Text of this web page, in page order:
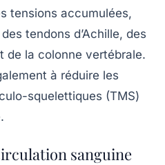
tensions accumulées,
tendons d’Achille, des
de la colonne vertébrale.
à réduire les
squelettiques (TMS)
sanguine